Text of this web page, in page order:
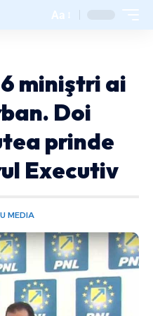
Aa
miniştri ai
Doi
prinde
Executiv
MEDIA